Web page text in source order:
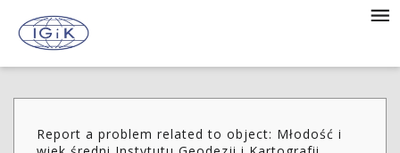
Report a problem related to object: Młodość i